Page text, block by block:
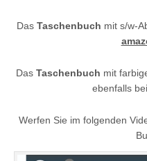
Das Taschenbuch mit s/w-
Das Taschenbuch mit
ebenfalls bei
Werfen Sie im folgenden